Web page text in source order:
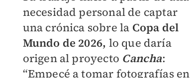
necesidad personal de captar
una crónica sobre la Copa del
Mundo de 2026, lo que daría
origen al proyecto Cancha:
“Empecé a tomar fotografías en